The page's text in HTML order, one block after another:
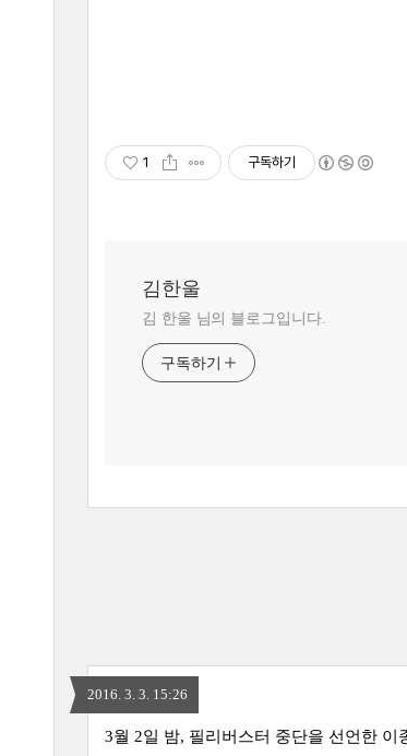
1 구독하기
김한울
김 한울 님의 블로그입니다.
구독하기
2016. 3. 3. 15:26
3월 2일 밤, 필리버스터 중단을 선언한